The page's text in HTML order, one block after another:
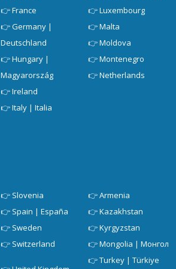
👉Germany |
Deutschland
👉Hungary |
Magyarország
👉Ireland
👉Italy | Italia
👉Malta
👉Moldova
👉Montenegro
👉Netherlands
👉 Spain | España
👉 Sweden
👉 Switzerland
👉Kazakhstan
👉Kyrgyzstan
👉Mongolia | Монгол
👉Turkey | Türkiye
👉Uzbekistan